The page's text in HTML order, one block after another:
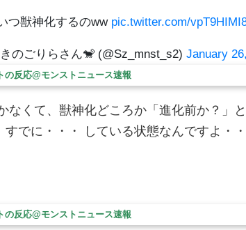
つ獣神化するのww pic.twitter.com/
のごりらさん🐒 (@Sz_mnst_s2) January
の反応@モンストニュース速報
なくて、獣神化どころか「進化前か？」
すでに・・・ している状態なんですよ・
の反応@モンストニュース速報